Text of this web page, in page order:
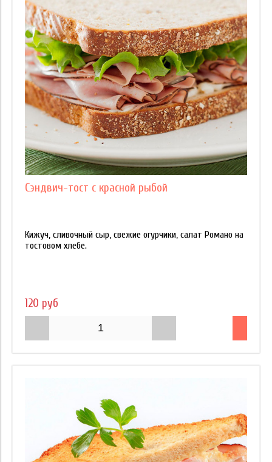
Сэндвич-тост с красной рыбой
Кижуч, сливочный сыр, свежие огурчики, салат Романо на
тостовом хлебе.
120 руб